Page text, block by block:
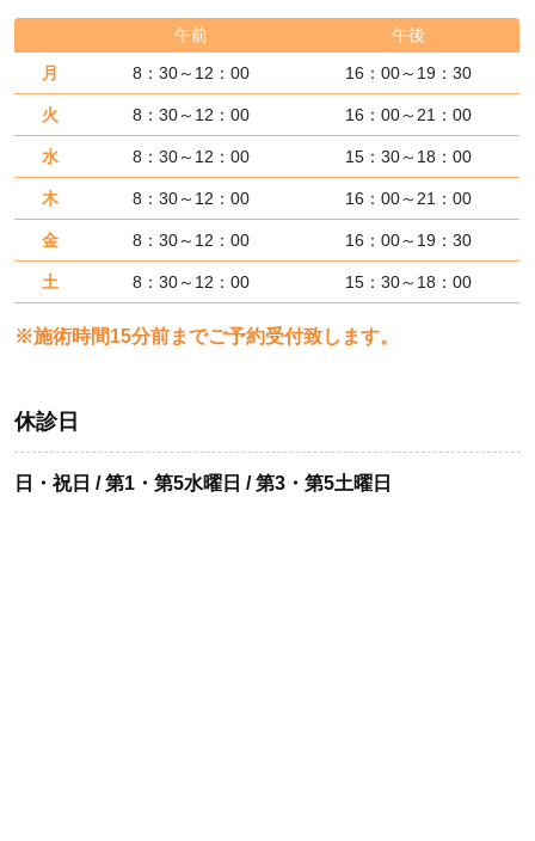
午前
午後
月
8：30～12：00 16：00～19：30
火 8：30～12：00 16：00～21：00
水 8：30～12：00 15：30～18：00
木 8：30～12：00 16：00～21：00
金 8：30～12：00 16：00～19：30
土 8：30～12：00 15：30～18：00
※施術時間15分前までご予約受付致します。
休診日
日・祝日 / 第1・第5水曜日 / 第3・第5土曜日